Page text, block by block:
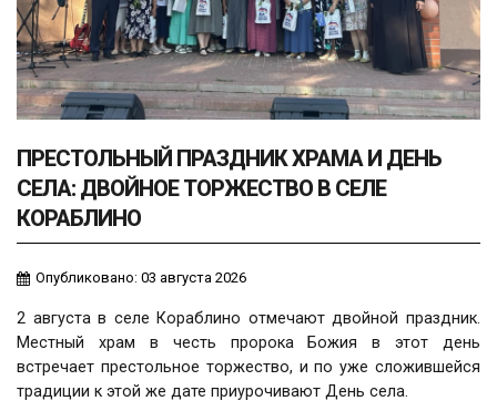
ПРЕСТОЛЬНЫЙ ПРАЗДНИК ХРАМА И ДЕНЬ
СЕЛА: ДВОЙНОЕ ТОРЖЕСТВО В СЕЛЕ
КОРАБЛИНО
Опубликовано: 03 августа 2026
2 августа в селе Кораблино отмечают двойной праздник.
Местный храм в честь пророка Божия в этот день
встречает престольное торжество, и по уже сложившейся
традиции к этой же дате приурочивают День села.